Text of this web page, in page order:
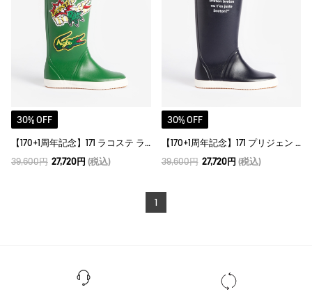
30% OFF
【170+1周年記念】171 ラコステ ラバーブーツ
39,600円 27,720円 (税込)
30% OFF
【170+1周年記念】171 プリジェン ラバーブーツ
39,600円 27,720円 (税込)
1